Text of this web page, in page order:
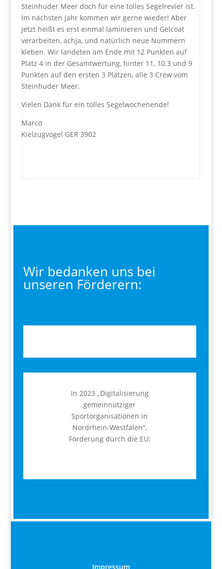
Steinhuder Meer doch für eine tolles Segelrevier ist.
Im nächsten Jahr kommen wir gerne wieder! Aber
jetzt heißt es erst einmal laminieren und Gelcoat
verarbeiten, achja, und natürlich neue Nummern
kleben. Wir landeten am Ende mit 12 Punkten auf
Platz 4 in der Gesamtwertung, hinter 11, 10.3 und 9
Punkten auf den ersten 3 Plätzen, alle 3 Crew vom
Steinhuder Meer.
Vielen Dank für ein tolles Segelwochenende!
Marco
Kielzugvogel GER 3902
Wir bedanken uns bei
unseren Förderern:
In 2023 „Digitalisierung
gemeinnütziger
Sportorganisationen in
Nordrhein-Westfalen“,
Förderung durch die EU:
Impressum